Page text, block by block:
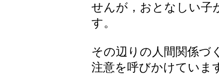
せんが，おとなしい子
す。
その辺りの人間関係づ
注意を呼びかけていま